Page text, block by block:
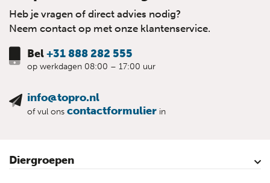
Heb je vragen of direct advies nodig?
Neem contact op met onze klantenservice.
Bel+31 888 282 555
op werkdagen 08:00 – 17:00 uur
info@topro.nl
of vul ons contactformulier in
Diergroepen
Rundvee
Kalveren
Schapen
Schaap lammeren
Geiten
Geit lammeren
Varkens
Biggen
Pluimvee